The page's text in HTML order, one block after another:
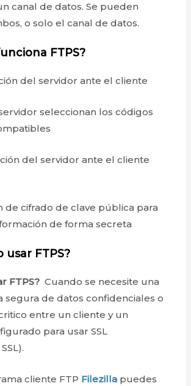
canal de datos. Se pueden
o solo el canal de datos.
FTPS?
del servidor ante el cliente
seleccionan los códigos
del servidor ante el cliente
de cifrado de clave pública para
de forma secreta
usar FTPS?
FTPS? Cuando se necesite una
segura de datos confidenciales o
entre un cliente y un
para usar SSL
cliente FTP Filezilla puedes